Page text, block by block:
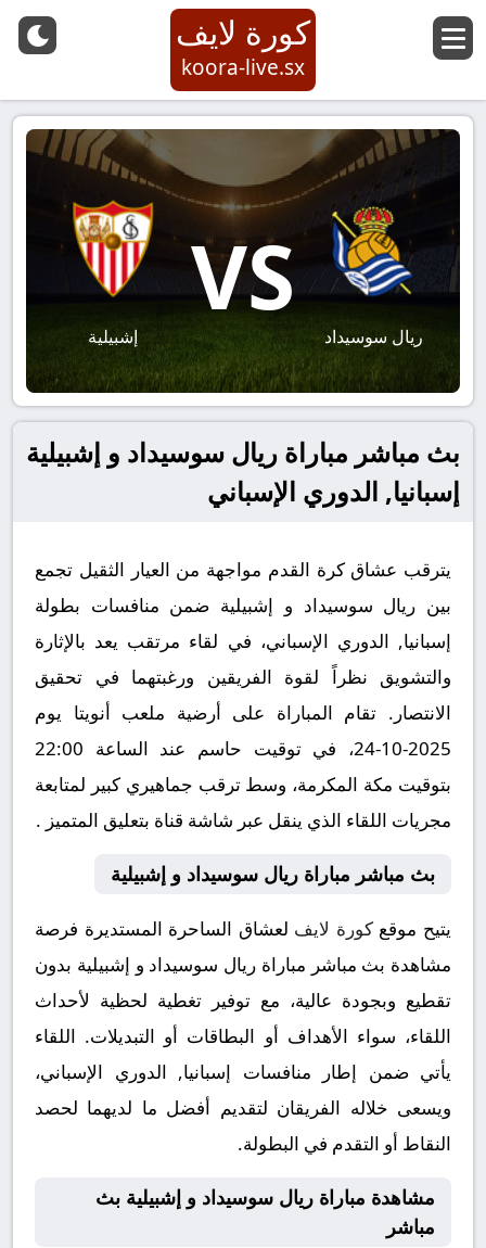
كورة لايف
koora-live.sx
ريال سوسيداد
VS
إشبيلية
بث مباشر مباراة ريال سوسيداد و إشبيلية
إسبانيا, الدوري الإسباني
يترقب عشاق كرة القدم مواجهة من العيار الثقيل تجمع
بين ريال سوسيداد و إشبيلية ضمن منافسات بطولة
إسبانيا, الدوري الإسباني، في لقاء مرتقب يعد بالإثارة
والتشويق نظراً لقوة الفريقين ورغبتهما في تحقيق
الانتصار. تقام المباراة على أرضية ملعب أنويتا يوم
2025-10-24، في توقيت حاسم عند الساعة 22:00
بتوقيت مكة المكرمة، وسط ترقب جماهيري كبير لمتابعة
مجريات اللقاء الذي ينقل عبر شاشة قناة بتعليق المتميز .
بث مباشر مباراة ريال سوسيداد و إشبيلية
يتيح موقعكورة لايف لعشاق الساحرة المستديرة فرصة
مشاهدة بث مباشر مباراة ريال سوسيداد و إشبيلية بدون
تقطيع وبجودة عالية، مع توفير تغطية لحظية لأحداث
اللقاء، سواء الأهداف أو البطاقات أو التبديلات. اللقاء
يأتي ضمن إطار منافسات إسبانيا, الدوري الإسباني،
ويسعى خلاله الفريقان لتقديم أفضل ما لديهما لحصد
النقاط أو التقدم في البطولة.
مشاهدة مباراة ريال سوسيداد و إشبيلية بث
مباشر